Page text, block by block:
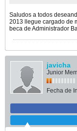
Saludos a todos
2013 llegue cargado de
beca de Administrador
javicha
Junior
Fecha de